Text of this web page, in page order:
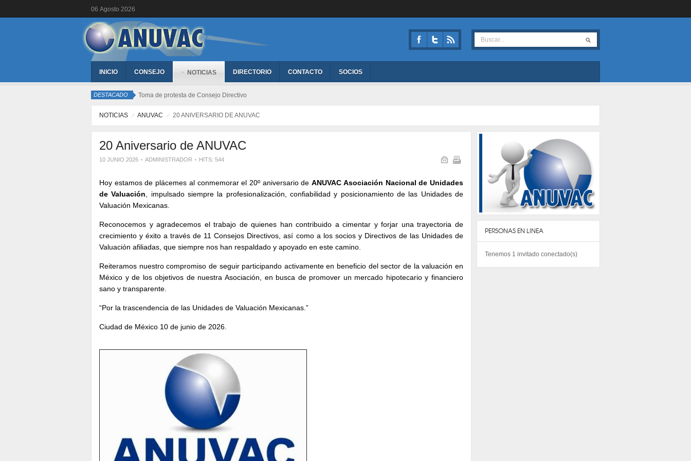
06 Agosto 2026
INICIO CONSEJO NOTICIAS DIRECTORIO CONTACTO SOCIOS
DESTACADO Toma de protesta de Consejo Directivo
NOTICIAS ANUVAC 20 ANIVERSARIO DE ANUVAC
20 Aniversario de ANUVAC
10 JUNIO 2026 ADMINISTRADOR HITS: 544
Hoy estamos de plácemes al conmemorar el 20º aniversario deANUVAC Asociación Nacional de Unidades
de Valuación , impulsado siempre la profesionalización, confiabilidad y posicionamiento de las Unidades de
Valuación Mexicanas.
Reconocemos y agradecemos el trabajo de quienes han contribuido a cimentar y forjar una trayectoria de
crecimiento y éxito a través de 11 Consejos Directivos, así como a los socios y Directivos de las Unidades de
Valuación afiliadas, que siempre nos han respaldado y apoyado en este camino.
Reiteramos nuestro compromiso de seguir participando activamente en beneficio del sector de la valuación en
México y de los objetivos de nuestra Asociación, en busca de promover un mercado hipotecario y financiero
sano y transparente.
“Por la trascendencia de las Unidades de Valuación Mexicanas.”
Ciudad de México 10 de junio de 2026.
PERSONAS EN LINEA
Tenemos 1 invitado conectado(s)